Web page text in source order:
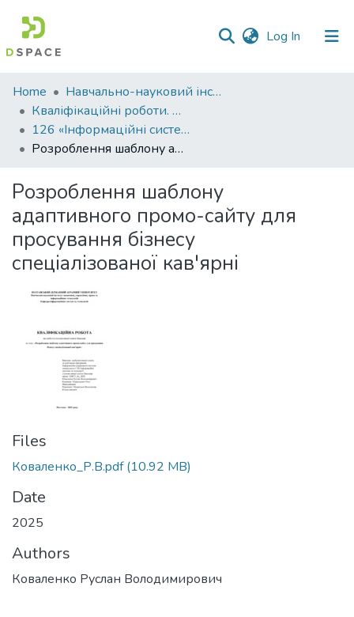
Log In (current)
Communities
&
Collections
All of DSpace
Statistics
Home
Навчально-науковий інститут економіки, управління, права та інформаційних технологій
Кваліфікаційні роботи. ННІ економіки, управління, права та ІТ
126 «Інформаційні системи та технології» - Бакалаври 2024-2025
Розроблення шаблону адаптивного промо-сайту для просування бізнесу спеціалізованої кав'ярні
Розроблення шаблону
адаптивного промо-сайту для
просування бізнесу
спеціалізованої кав'ярні
Files
Коваленко_Р.В.pdf(10.92 MB)
Date
2025
Authors
Коваленко Руслан Володимирович